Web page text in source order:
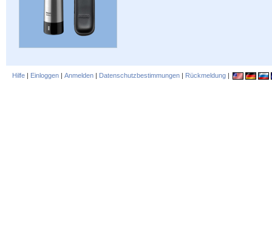
Hilfe | Einloggen | Anmelden | Datenschutzbestimmungen | Rückmeldung |